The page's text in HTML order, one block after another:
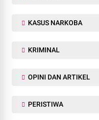
KASUS NARKOBA
KRIMINAL
OPINI DAN ARTIKEL
PERISTIWA